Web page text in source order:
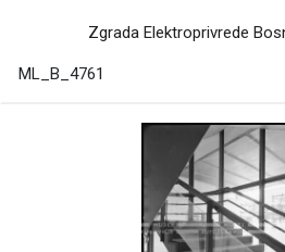
Zgrada Elektroprivrede
ML_B_4761